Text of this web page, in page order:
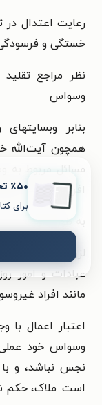
رعایت اعتدال در
خستگی و
نظر مراجع
وسواس
بنابر
مسائل مربوط به
افراد سالم و
به طور خلاصه،
لزوم عمل مانند
عبادات و امور
مانند افراد
اعتبار اعمال
وسواس خود
نجس نباشد، و
است. ملاک، حکم
٪۵۰ تخفیف ویژۀ اولین خرید
برای